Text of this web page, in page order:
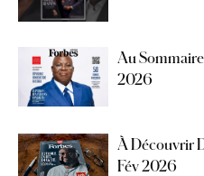
Au
2026
À Découvrir
Fév 2026